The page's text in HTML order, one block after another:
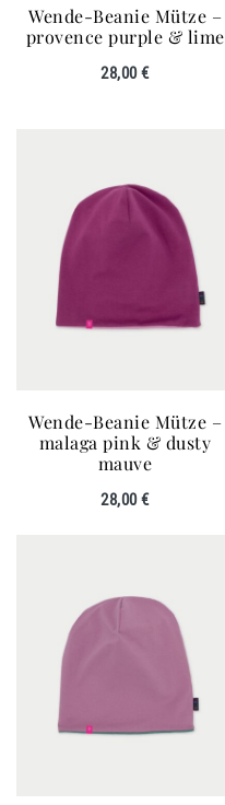
Wende-Beanie Mütze –
provence purple & lime
28,00€
Wende-Beanie Mütze –
malaga pink & dusty
mauve
28,00€